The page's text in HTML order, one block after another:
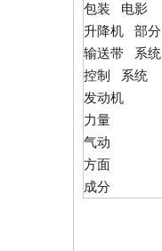
包装 电影
升降机 部分
输送带 系统
控制 系统
发动机
力量
气动
方面
成分